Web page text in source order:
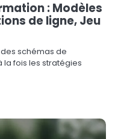
: Modèles
de ligne, Jeu
schémas de
fois les stratégies